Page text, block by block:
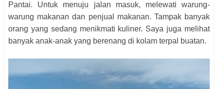
Pantai. Untuk menuju jalan masuk, melewati warung-
warung makanan dan penjual makanan. Tampak banyak
orang yang sedang menikmati kuliner. Saya juga melihat
banyak anak-anak yang berenang di kolam terpal buatan.